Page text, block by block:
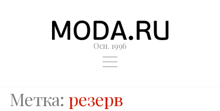
Осн. 1996
Метка: резерв